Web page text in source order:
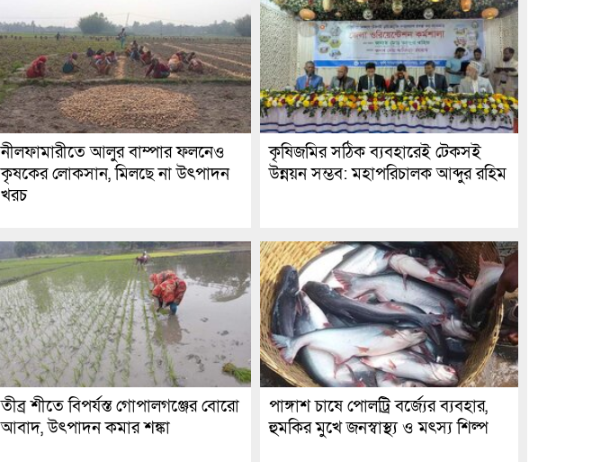
নীলফামারীতে আলুর বাম্পার ফলনেও
কৃষকের লোকসান, মিলছে না উৎপাদন
খরচ
কৃষিজমির সঠিক ব্যবহারেই টেকসই
উন্নয়ন সম্ভব: মহাপরিচালক আব্দুর রহিম
তীব্র শীতে বিপর্যস্ত গোপালগঞ্জের বোরো
আবাদ, উৎপাদন কমার শঙ্কা
পাঙ্গাশ চাষে পোলট্রি বর্জ্যের ব্যবহার,
হুমকির মুখে জনস্বাস্থ্য ও মৎস্য শিল্প